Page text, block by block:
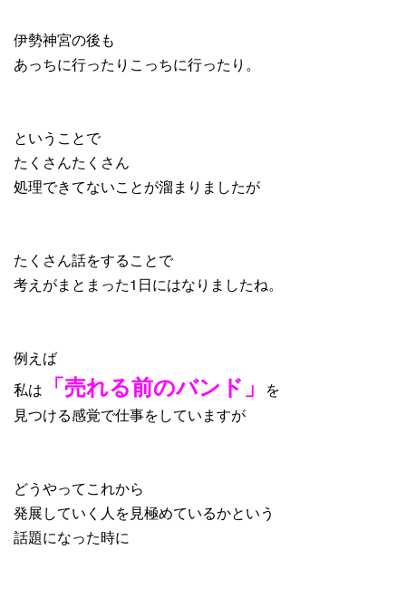
伊勢神宮の後も
あっちに行ったりこっちに行ったり。
ということで
たくさんたくさん
処理できてないことが溜まりましたが
たくさん話をすることで
考えがまとまった1日にはなりましたね。
例えば
私は
「売れる前のバンド」
を
見つける感覚で仕事をしていますが
どうやってこれから
発展していく人を見極めているかという
話題になった時に